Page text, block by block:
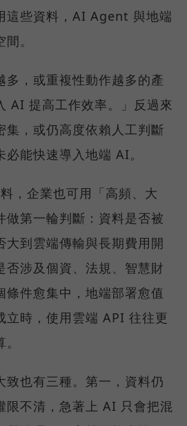
這些資料，AI Agent 與地端
。
多，或重複性動作越多的產
AI 提高工作效率。」反過來
集，或仍高度依賴人工判斷
能快速導入地端 AI。
，企業也可用「高頻、大
做第一輪判斷：資料是否被
大到雲端傳輸與長期費用開
否涉及個資、法規、智慧財
條件愈集中，地端部署愈值
立時，使用雲端 API 往往更
致也有三種。第一，資料仍
限不清，急著上 AI 只會把混